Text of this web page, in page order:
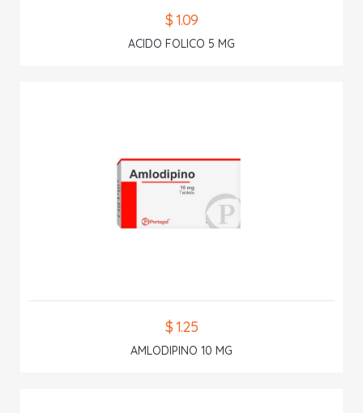
$ 1.09
ACIDO FOLICO 5 MG
$ 1.25
AMLODIPINO 10 MG